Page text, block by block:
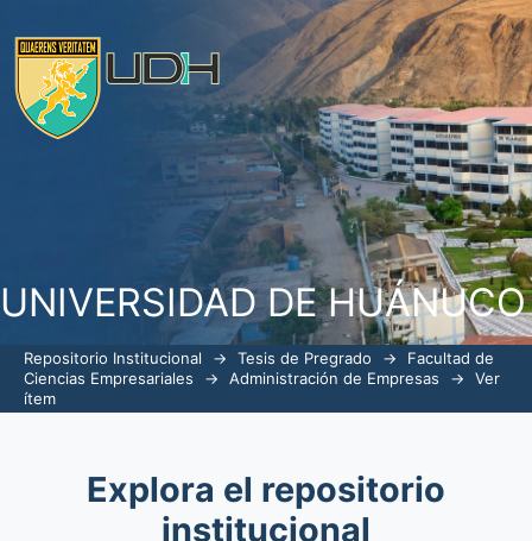
UNIVERSIDAD DE HUÁNUCO
Atención al cliente y fidelización
comercial Real Plaza Huánuco 2023
Repositorio Institucional → Tesis de Pregrado →
Facultad de
Ciencias Empresariales
→ Administración de Empresas →
Ver
ítem
Explora el repositorio
institucional